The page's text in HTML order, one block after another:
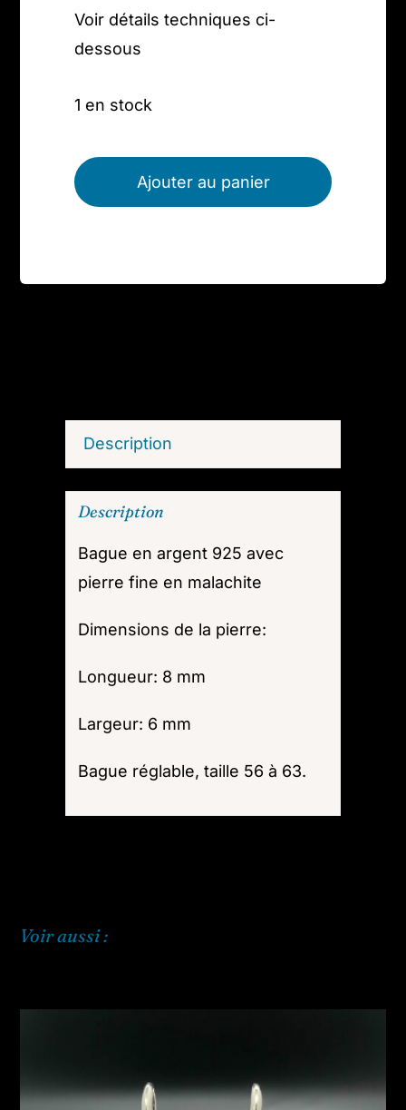
Voir détails techniques ci-
dessous
1 en stock
de
Ajouter au panier
Description
Description
Bague en argent 925 avec
pierre fine en malachite
Dimensions de la pierre:
Longueur: 8 mm
Largeur: 6 mm
Bague réglable, taille 56 à 63.
Voir aussi :